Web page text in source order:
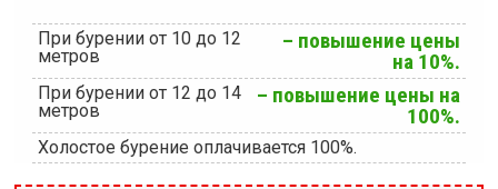
При бурении от 10 до 12
метров
– повышение цены
на 10%.
При бурении от 12 до 14
метров
– повышение цены на
100%.
Холостое бурение оплачивается 100%.